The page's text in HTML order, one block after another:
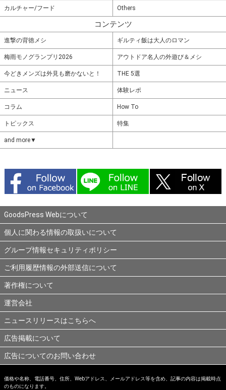
カルチャー/フード Others
コンテンツ
進撃の背徳メシ ギルティ飯は大人のロマン
梅雨モノグランプリ2026 アウトドア名人の外遊び＆メシ
今どきメンズは外見も磨かないと！ THE 5選
ニュース 体験レポ
コラム How To
トピックス 特集
and more▼
GoodsPress Webについて
個人に関わる情報の取扱いについて
グループ情報セキュリティポリシー
ご利用履歴情報の外部送信について
著作権について
運営会社
ニュースリリースはこちらへ
広告掲載について
広告についてのお問い合わせ
価格や名称、電話番号、住所、Webアドレス、メールアドレス等を含め、記事の内容は掲載時点
のものになります。